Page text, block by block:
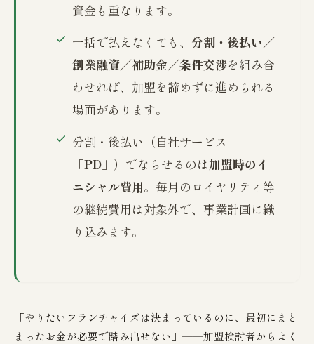
資金も重なります。
一括で払えなくても、 分割・後払い／
創業融資／補助金／条件交渉を組み合
わせれば、加盟を諦めずに進められる
場面があります。
分割・後払い（自社サービス
「PD 」）でならせるのは加盟時のイ
ニシャル費用。毎月のロイヤリティ等
の継続費用は対象外で、事業計画に織
り込みます。
「やりたいフランチャイズは決まっているのに、最初にまと
まったお金が必要で踏み出せない」——加盟検討者からよく